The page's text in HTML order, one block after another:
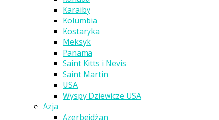
Karaiby
Kolumbia
Kostaryka
Meksyk
Panama
Saint Kitts i Nevis
Saint Martin
USA
Wyspy Dziewicze USA
Azja
Azerbejdżan